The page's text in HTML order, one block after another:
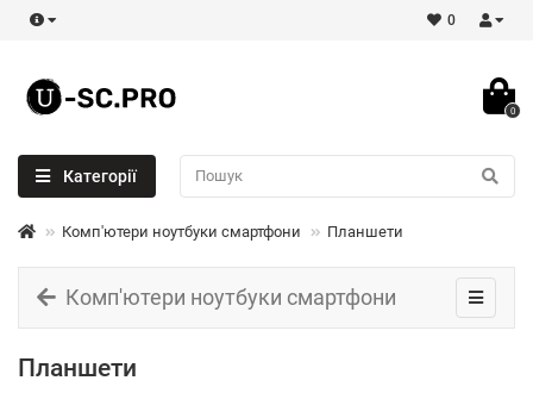
0
0
Категорії
Комп'ютери ноутбуки смартфони Планшети
Комп'ютери ноутбуки смартфони
Планшети